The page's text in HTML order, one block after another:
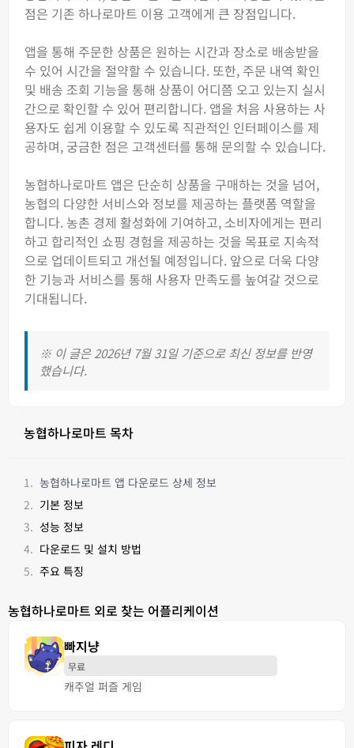
점은 기존 하나로마트 이용 고객에게 큰 장점입니다.
앱을 통해 주문한 상품은 원하는 시간과 장소로 배송받을
수 있어 시간을 절약할 수 있습니다. 또한, 주문 내역 확인
및 배송 조회 기능을 통해 상품이 어디쯤 오고 있는지 실시
간으로 확인할 수 있어 편리합니다. 앱을 처음 사용하는 사
용자도 쉽게 이용할 수 있도록 직관적인 인터페이스를 제
공하며, 궁금한 점은 고객센터를 통해 문의할 수 있습니다.
농협하나로마트 앱은 단순히 상품을 구매하는 것을 넘어,
농협의 다양한 서비스와 정보를 제공하는 플랫폼 역할을
합니다. 농촌 경제 활성화에 기여하고, 소비자에게는 편리
하고 합리적인 쇼핑 경험을 제공하는 것을 목표로 지속적
으로 업데이트되고 개선될 예정입니다. 앞으로 더욱 다양
한 기능과 서비스를 통해 사용자 만족도를 높여갈 것으로
기대됩니다.
※ 이 글은 2026년 7월 31일 기준으로 최신 정보를 반영
했습니다.
농협하나로마트 목차
농협하나로마트 앱 다운로드 상세 정보
기본 정보
성능 정보
다운로드 및 설치 방법
주요 특징
농협하나로마트 외로 찾는 어플리케이션
빠지냥
무료
캐주얼 퍼즐 게임